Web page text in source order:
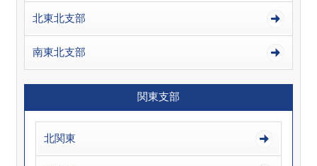
北東北支部
南東北支部
関東支部
北関東